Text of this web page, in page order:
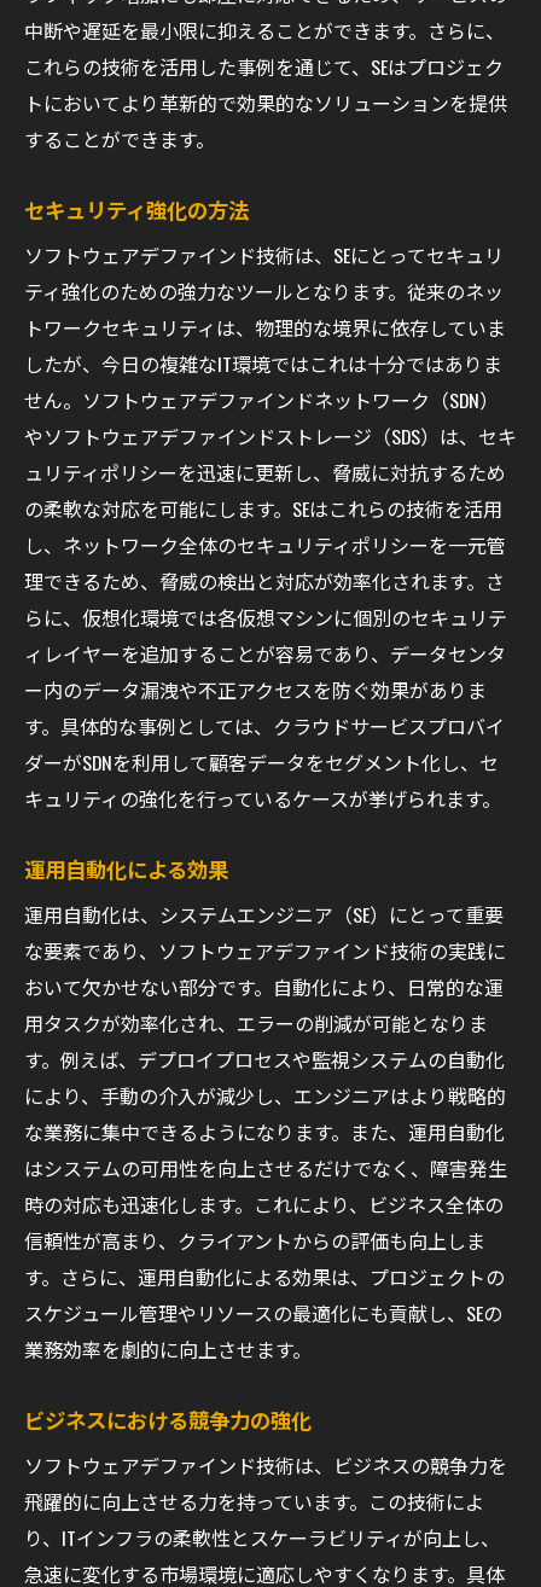
中断や遅延を最小限に抑えることができます。さらに、
これらの技術を活用した事例を通じて、SEはプロジェク
トにおいてより革新的で効果的なソリューションを提供
することができます。
セキュリティ強化の方法
ソフトウェアデファインド技術は、SEにとってセキュリ
ティ強化のための強力なツールとなります。従来のネッ
トワークセキュリティは、物理的な境界に依存していま
したが、今日の複雑なIT環境ではこれは十分ではありま
せん。ソフトウェアデファインドネットワーク（SDN）
やソフトウェアデファインドストレージ（SDS）は、セキ
ュリティポリシーを迅速に更新し、脅威に対抗するため
の柔軟な対応を可能にします。SEはこれらの技術を活用
し、ネットワーク全体のセキュリティポリシーを一元管
理できるため、脅威の検出と対応が効率化されます。さ
らに、仮想化環境では各仮想マシンに個別のセキュリテ
ィレイヤーを追加することが容易であり、データセンタ
ー内のデータ漏洩や不正アクセスを防ぐ効果がありま
す。具体的な事例としては、クラウドサービスプロバイ
ダーがSDNを利用して顧客データをセグメント化し、セ
キュリティの強化を行っているケースが挙げられます。
運用自動化による効果
運用自動化は、システムエンジニア（SE）にとって重要
な要素であり、ソフトウェアデファインド技術の実践に
おいて欠かせない部分です。自動化により、日常的な運
用タスクが効率化され、エラーの削減が可能となりま
す。例えば、デプロイプロセスや監視システムの自動化
により、手動の介入が減少し、エンジニアはより戦略的
な業務に集中できるようになります。また、運用自動化
はシステムの可用性を向上させるだけでなく、障害発生
時の対応も迅速化します。これにより、ビジネス全体の
信頼性が高まり、クライアントからの評価も向上しま
す。さらに、運用自動化による効果は、プロジェクトの
スケジュール管理やリソースの最適化にも貢献し、SEの
業務効率を劇的に向上させます。
ビジネスにおける競争力の強化
ソフトウェアデファインド技術は、ビジネスの競争力を
飛躍的に向上させる力を持っています。この技術によ
り、ITインフラの柔軟性とスケーラビリティが向上し、
急速に変化する市場環境に適応しやすくなります。具体